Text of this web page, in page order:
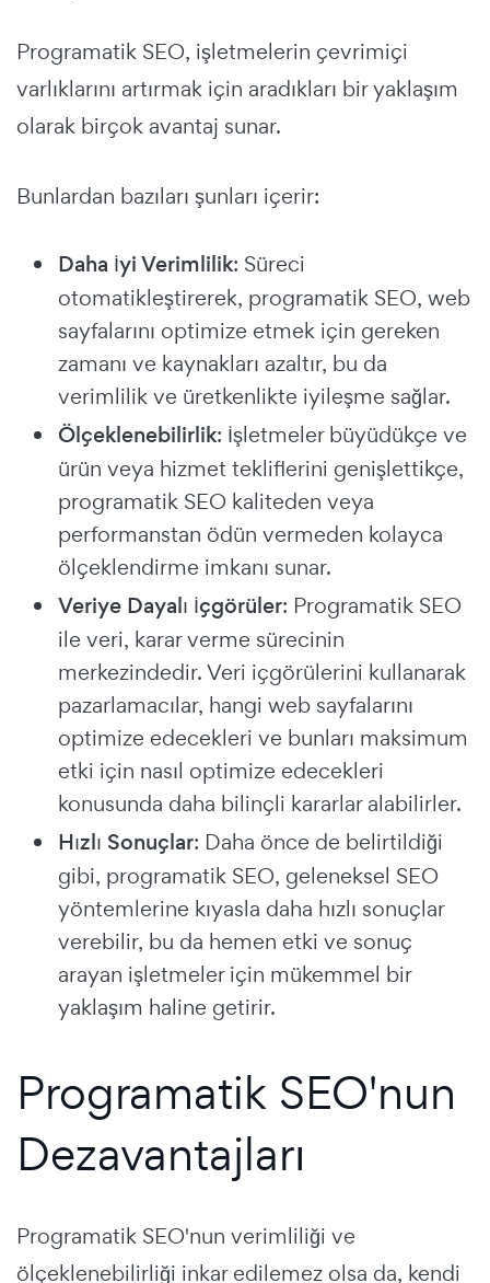
Programatik SEO, işletmelerin çevrimiçi
varlıklarını artırmak için aradıkları bir yaklaşım
olarak birçok avantaj sunar.
Bunlardan bazıları şunları içerir:
Daha İyi Verimlilik: Süreci
otomatikleştirerek, programatik SEO, web
sayfalarını optimize etmek için gereken
zamanı ve kaynakları azaltır, bu da
verimlilik ve üretkenlikte iyileşme sağlar.
Ölçeklenebilirlik: İşletmeler büyüdükçe ve
ürün veya hizmet tekliflerini genişlettikçe,
programatik SEO kaliteden veya
performanstan ödün vermeden kolayca
ölçeklendirme imkanı sunar.
Veriye Dayalı İçgörüler: Programatik SEO
ile veri, karar verme sürecinin
merkezindedir. Veri içgörülerini kullanarak
pazarlamacılar, hangi web sayfalarını
optimize edecekleri ve bunları maksimum
etki için nasıl optimize edecekleri
konusunda daha bilinçli kararlar alabilirler.
Hızlı Sonuçlar: Daha önce de belirtildiği
gibi, programatik SEO, geleneksel SEO
yöntemlerine kıyasla daha hızlı sonuçlar
verebilir, bu da hemen etki ve sonuç
arayan işletmeler için mükemmel bir
yaklaşım haline getirir.
Programatik SEO'nun
Dezavantajları
Programatik SEO'nun verimliliği ve
ölçeklenebilirliği inkar edilemez olsa da, kendi